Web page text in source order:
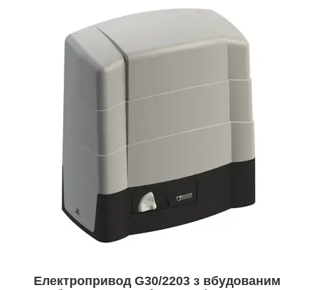
Електропривод G30/2203 з вбудованим